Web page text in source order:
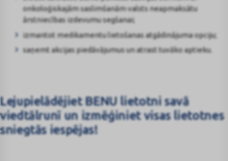
onkoloģiskajām saslimšanām valsts neapmaksātu
ārstniecības izdevumu segšanai;
izmantot medikamentu lietošanas atgādinājuma opciju;
saņemt akcijas piedāvājumus un atrast tuvāko aptieku.
Lejupielādējiet BENU lietotni savā
viedtālrunī un izmēģiniet visas lietotnes
sniegtās iespējas!